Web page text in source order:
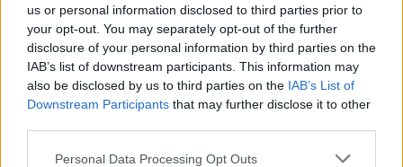
us or personal information disclosed to third parties prior to
your opt-out. You may separately opt-out of the further
disclosure of your personal information by third parties on the
IAB’s list of downstream participants. This information may
also be disclosed by us to third parties on the IAB’s List of
Downstream Participants that may further disclose it to other
Personal Data Processing Opt Outs
στην παράνομη πορνεία καθώς όπως τόνισε:
«Θα σας δώσω ένα στατιστικό στοιχείο
ανατριχιαστικό, από τους εξακόσιους οίκους
ανοχής που υπάρχουν σήμερα στην Αθήνα, οι
επτά είναι νόμιμοι. Οι πεντακόσιοι ενενήντα
τρεις είναι παράνομοι».